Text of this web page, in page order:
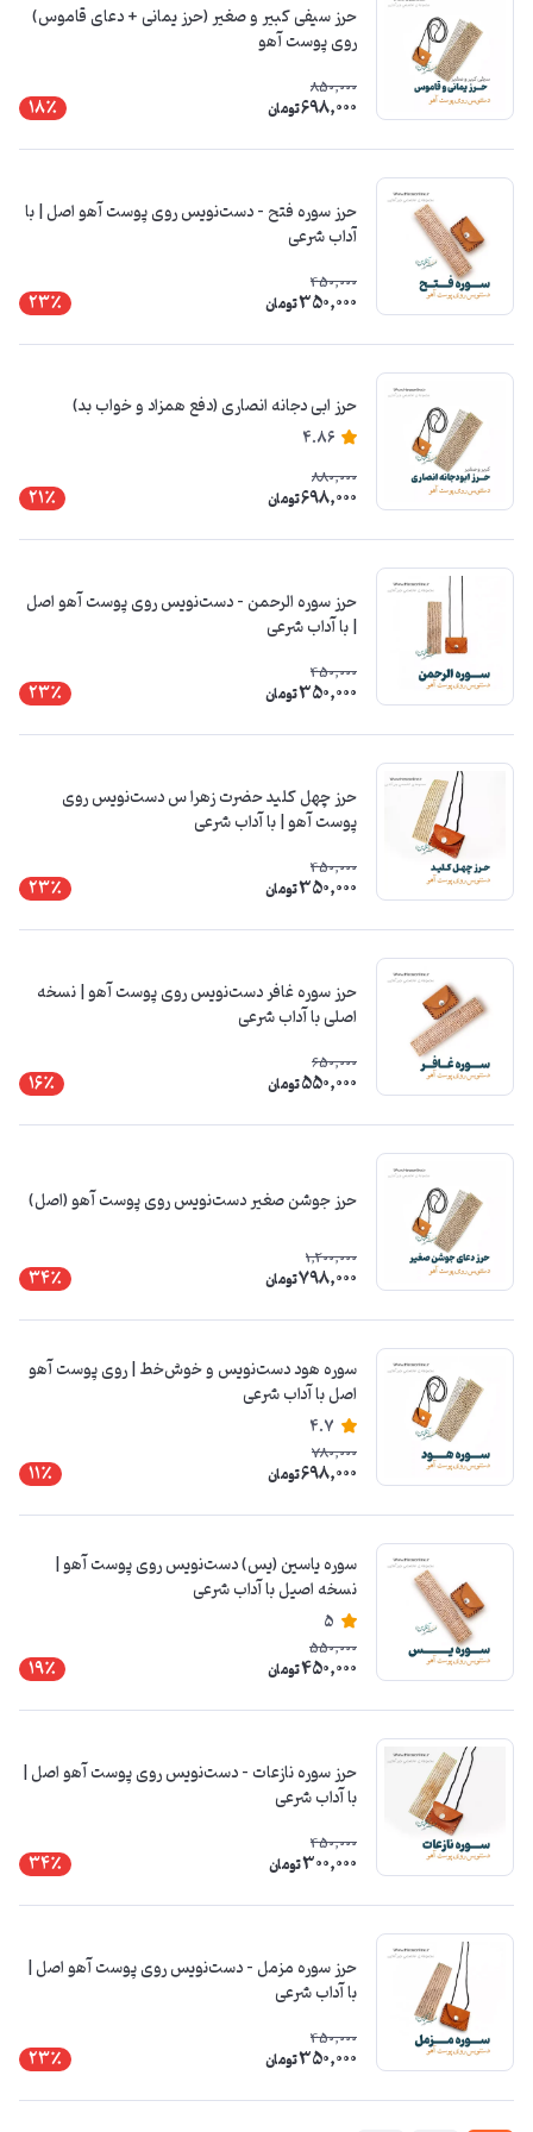
حرز سیفی کبیر و صغیر (حرز یمانی + دعای قاموس)
روی پوست آهو
850,000
698,000تومان 18٪
حرز سوره فتح – دست‌نویس روی پوست آهو اصل | با
آداب شرعی
450,000
350,000تومان 23٪
حرز ابی دجانه انصاری (دفع همزاد و خواب بد)
4.86
880,000
698,000تومان 21٪
حرز سوره الرحمن – دست‌نویس روی پوست آهو اصل
| با آداب شرعی
450,000
350,000تومان 23٪
حرز چهل کلید حضرت زهرا س دست‌نویس روی
پوست آهو | با آداب شرعی
450,000
350,000تومان 23٪
حرز سوره غافر دست‌نویس روی پوست آهو | نسخه
اصلی با آداب شرعی
650,000
550,000تومان 16٪
حرز جوشن صغیر دست‌نویس روی پوست آهو (اصل)
1,200,000
798,000تومان 34٪
سوره هود دست‌نویس و خوش‌خط | روی پوست آهو
اصل با آداب شرعی
4.7
780,000
698,000تومان 11٪
سوره یاسین (یس) دست‌نویس روی پوست آهو |
نسخه اصیل با آداب شرعی
5
550,000
450,000تومان 19٪
حرز سوره نازعات – دست‌نویس روی پوست آهو اصل |
با آداب شرعی
450,000
300,000تومان 34٪
حرز سوره مزمل – دست‌نویس روی پوست آهو اصل |
با آداب شرعی
450,000
350,000تومان 23٪